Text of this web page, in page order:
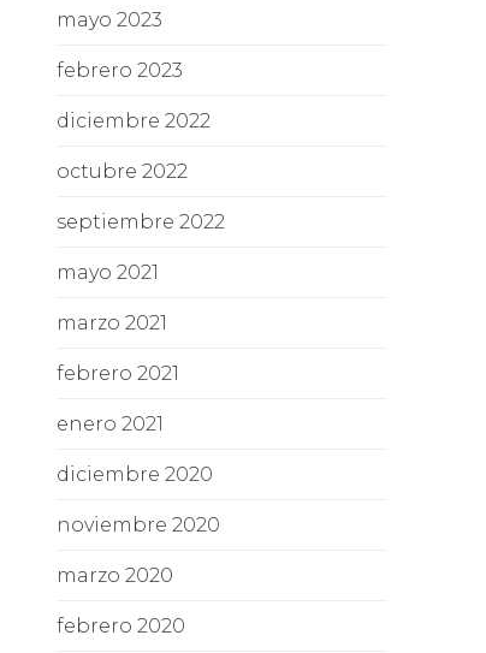
mayo 2023
febrero 2023
diciembre 2022
octubre 2022
septiembre 2022
mayo 2021
marzo 2021
febrero 2021
enero 2021
diciembre 2020
noviembre 2020
marzo 2020
febrero 2020